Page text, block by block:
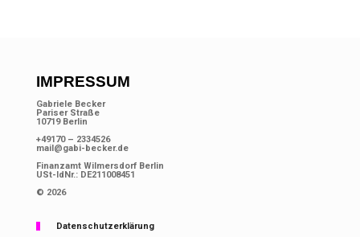
IMPRESSUM
Gabriele Becker
Pariser Straße
10719 Berlin
+49170 – 2334526
mail@gabi-becker.de
Finanzamt Wilmersdorf Berlin
USt-IdNr.: DE211008451
© 2026
Datenschutzerklärung